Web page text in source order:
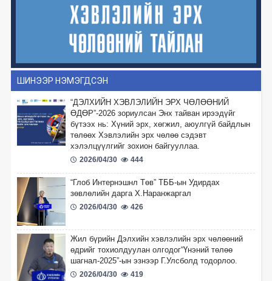
ШИНЭЭР НЭМЭГДСЭН
“ДЭЛХИЙН ХЭВЛЭЛИЙН ЭРХ ЧӨЛӨӨНИЙ
ӨДӨР”-2026 зориулсан Энх тайван ирээдүйг
бүтээх нь: Хүний эрх, хөгжил, аюулгүй байдлын
төлөөх Хэвлэлийн эрх чөлөө сэдэвт
хэлэлцүүлгийг зохион байгууллаа.
2026/04/30 444
“Глоб Интернэшнл Төв” ТББ-ын Удирдах
зөвлөлийн дарга Х.Наранжаргал
2026/04/30 426
Жил бүрийн Дэлхийн хэвлэлийн эрх чөлөөний
өдрийг тохиолдуулан олгодог“Үнэний төлөө
шагнал-2025”-ын эзнээр Г.Улсболд тодорлоо.
2026/04/30 419